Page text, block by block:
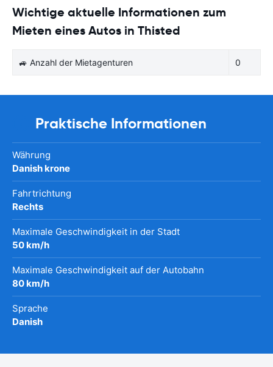
Wichtige aktuelle Informationen zum
Mieten eines Autos in Thisted
🚙 Anzahl der Mietagenturen 0
Praktische Informationen
Währung
Danish krone
Fahrtrichtung
Rechts
Maximale Geschwindigkeit in der Stadt
50 km/h
Maximale Geschwindigkeit auf der Autobahn
80 km/h
Sprache
Danish